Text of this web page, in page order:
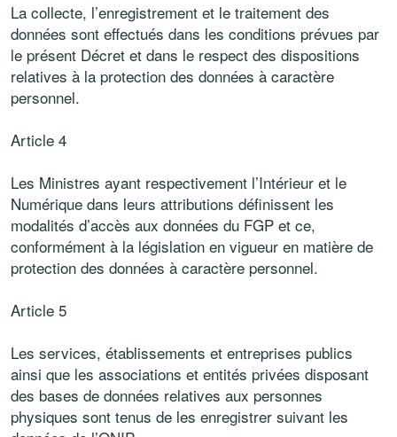
La collecte, l’enregistrement et le traitement des
données sont effectués dans les conditions prévues par
le présent Décret et dans le respect des dispositions
relatives à la protection des données à caractère
personnel.
Article 4
Les Ministres ayant respectivement l’Intérieur et le
Numérique dans leurs attributions définissent les
modalités d’accès aux données du FGP et ce,
conformément à la législation en vigueur en matière de
protection des données à caractère personnel.
Article 5
Les services, établissements et entreprises publics
ainsi que les associations et entités privées disposant
des bases de données relatives aux personnes
physiques sont tenus de les enregistrer suivant les